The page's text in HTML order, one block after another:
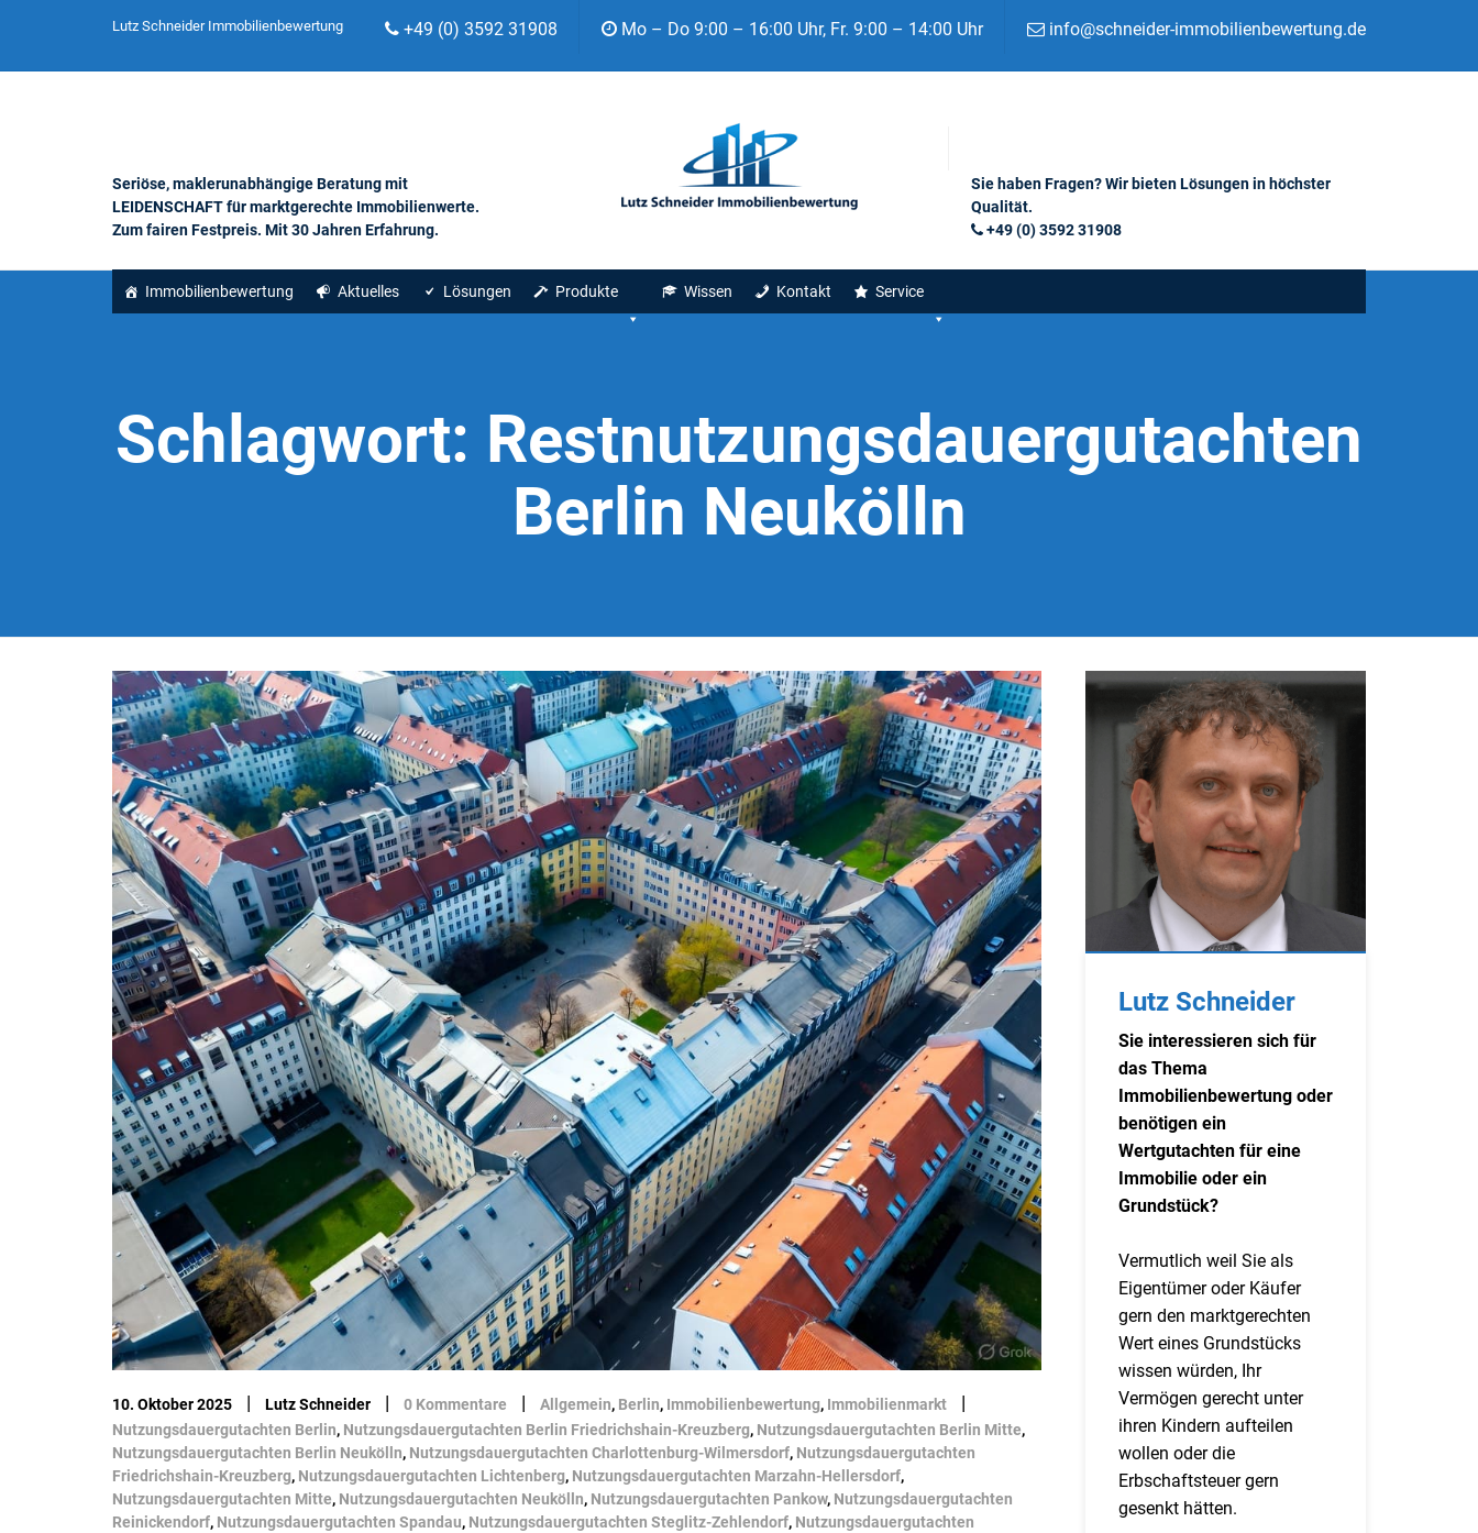
Lutz Schneider Immobilienbewertung +49 (0) 3592 31908 Mo – Do 9:00 – 16:00 Uhr, Fr. 9:00 – 14:00 Uhr info@schneider-immobilienbewertung.de
Seriöse, maklerunabhängige Beratung mit
LEIDENSCHAFT für marktgerechte Immobilienwerte.
Zum fairen Festpreis. Mit 30 Jahren Erfahrung.
Sie haben Fragen? Wir bieten Lösungen in höchster
Qualität.
+49 (0) 3592 31908
Immobilienbewertung Aktuelles Lösungen Produkte Wissen Kontakt Service
Schlagwort: Restnutzungsdauergutachten
Berlin Neukölln
10. Oktober 2025 | Lutz Schneider | 0 Kommentare | Allgemein, Berlin, Immobilienbewertung, Immobilienmarkt |
Nutzungsdauergutachten Berlin, Nutzungsdauergutachten Berlin Friedrichshain-Kreuzberg, Nutzungsdauergutachten Berlin Mitte,
Nutzungsdauergutachten Berlin Neukölln, Nutzungsdauergutachten Charlottenburg-Wilmersdorf, Nutzungsdauergutachten
Friedrichshain-Kreuzberg, Nutzungsdauergutachten Lichtenberg, Nutzungsdauergutachten Marzahn-Hellersdorf,
Nutzungsdauergutachten Mitte, Nutzungsdauergutachten Neukölln, Nutzungsdauergutachten Pankow, Nutzungsdauergutachten
Reinickendorf, Nutzungsdauergutachten Spandau, Nutzungsdauergutachten Steglitz-Zehlendorf, Nutzungsdauergutachten
Lutz Schneider
Sie interessieren sich für
das Thema
Immobilienbewertung oder
benötigen ein
Wertgutachten für eine
Immobilie oder ein
Grundstück?
Vermutlich weil Sie als
Eigentümer oder Käufer
gern den marktgerechten
Wert eines Grundstücks
wissen würden, Ihr
Vermögen gerecht unter
ihren Kindern aufteilen
wollen oder die
Erbschaftsteuer gern
gesenkt hätten.